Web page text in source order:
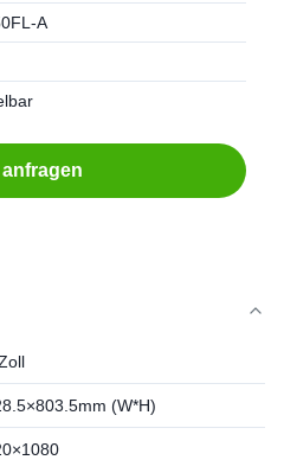
A
(W*H)